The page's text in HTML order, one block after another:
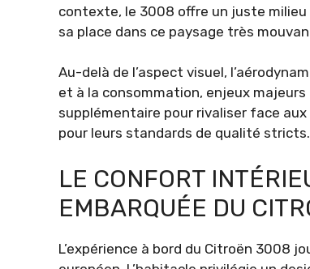
contexte, le 3008 offre un juste
sa place dans ce paysage très
Au-delà de l’aspect visuel,
et à la consommation, enjeux
supplémentaire pour rivaliser face
pour leurs standards de qualité stricts.
LE CONFORT
EMBARQUÉE DU
L’expérience à bord du Citroën 3008